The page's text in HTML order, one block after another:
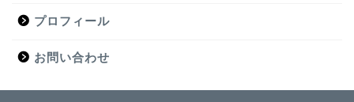
プロフィール
お問い合わせ